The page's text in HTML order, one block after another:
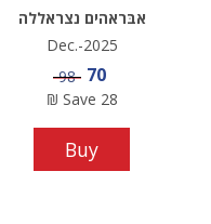
אבּראהים נצראללה
Dec.-2025
Sale price
70
Price
98
Save 28
₪
Buy